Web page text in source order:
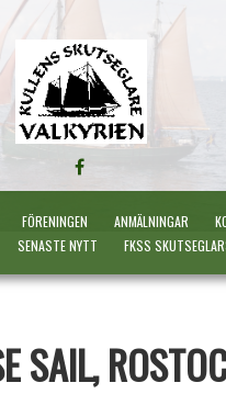
FÖLJ
OSS
PÅ
FACEBOOK
FÖRENINGEN ANMÄLNINGAR
SENASTE NYTT FKSS
SAIL,